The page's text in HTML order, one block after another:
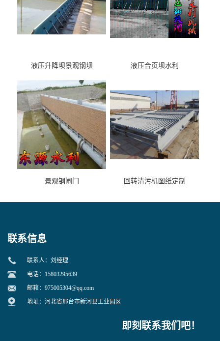
液压升降坝景观钢坝 液压合页坝水利
景观钢闸门 回转清污机图纸定制
联系信息
联系人：刘经理
电话：15803295639
邮箱： 975005304@qq.com
地址：河北省邢台市新河县工业园区
即刻联系我们吧！